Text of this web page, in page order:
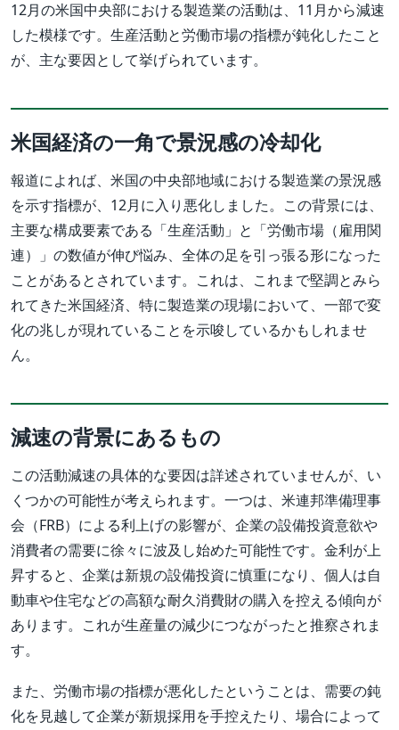
12月の米国中央部における製造業の活動は、11月から減速
した模様です。生産活動と労働市場の指標が鈍化したこと
が、主な要因として挙げられています。
米国経済の一角で景況感の冷却化
報道によれば、米国の中央部地域における製造業の景況感
を示す指標が、12月に入り悪化しました。この背景には、
主要な構成要素である「生産活動」と「労働市場（雇用関
連）」の数値が伸び悩み、全体の足を引っ張る形になった
ことがあるとされています。これは、これまで堅調とみら
れてきた米国経済、特に製造業の現場において、一部で変
化の兆しが現れていることを示唆しているかもしれませ
ん。
減速の背景にあるもの
この活動減速の具体的な要因は詳述されていませんが、い
くつかの可能性が考えられます。一つは、米連邦準備理事
会（FRB）による利上げの影響が、企業の設備投資意欲や
消費者の需要に徐々に波及し始めた可能性です。金利が上
昇すると、企業は新規の設備投資に慎重になり、個人は自
動車や住宅などの高額な耐久消費財の購入を控える傾向が
あります。これが生産量の減少につながったと推察されま
す。
また、労働市場の指標が悪化したということは、需要の鈍
化を見越して企業が新規採用を手控えたり、場合によって